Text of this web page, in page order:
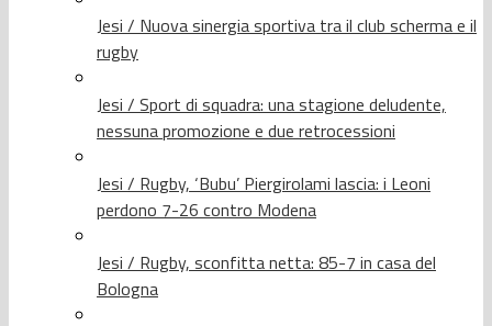
Jesi / Nuova sinergia sportiva tra il club scherma e il
rugby
Jesi / Sport di squadra: una stagione deludente,
nessuna promozione e due retrocessioni
Jesi / Rugby, ‘Bubu’ Piergirolami lascia: i Leoni
perdono 7-26 contro Modena
Jesi / Rugby, sconfitta netta: 85-7 in casa del
Bologna